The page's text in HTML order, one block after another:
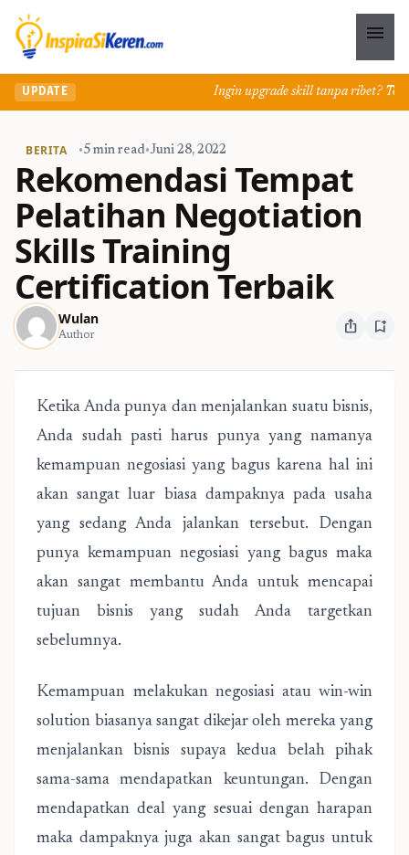
menu
UPDATE Ingin upgrade skill tanpa ribet?
BERITA •5 min read•Juni 28, 2022
Rekomendasi Tempat
Pelatihan Negotiation
Skills Training
Certification Terbaik
Wulan
Author ios_share bookmark_add
Ketika Anda punya dan menjalankan suatu bisnis,
Anda sudah pasti harus punya yang namanya
kemampuan negosiasi yang bagus karena hal ini
akan sangat luar biasa dampaknya pada usaha
yang sedang Anda jalankan tersebut. Dengan
punya kemampuan negosiasi yang bagus maka
akan sangat membantu Anda untuk mencapai
tujuan bisnis yang sudah Anda targetkan
sebelumnya.
Kemampuan melakukan negosiasi atau win-win
solution biasanya sangat dikejar oleh mereka yang
menjalankan bisnis supaya kedua belah pihak
sama-sama mendapatkan keuntungan. Dengan
mendapatkan deal yang sesuai dengan harapan
maka dampaknya juga akan sangat bagus untuk